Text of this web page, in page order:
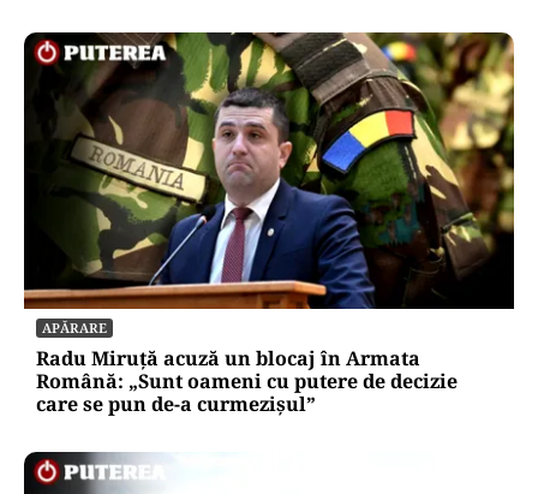
APĂRARE
Radu Miruță acuză un blocaj în Armata
Română: „Sunt oameni cu putere de decizie
care se pun de-a curmezișul”